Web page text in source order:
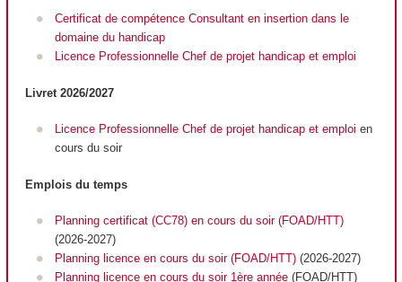
Certificat de compétence Consultant en insertion dans le
domaine du handicap
Licence Professionnelle Chef de projet handicap et emploi
Livret 2026/2027
Licence Professionnelle Chef de projet handicap et emploi en
cours du soir
Emplois du temps
Planning certificat (CC78) en cours du soir (FOAD/HTT)
(2026-2027)
Planning licence en cours du soir (FOAD/HTT)(2026-2027)
Planning licence en cours du soir 1ère année(FOAD/HTT)